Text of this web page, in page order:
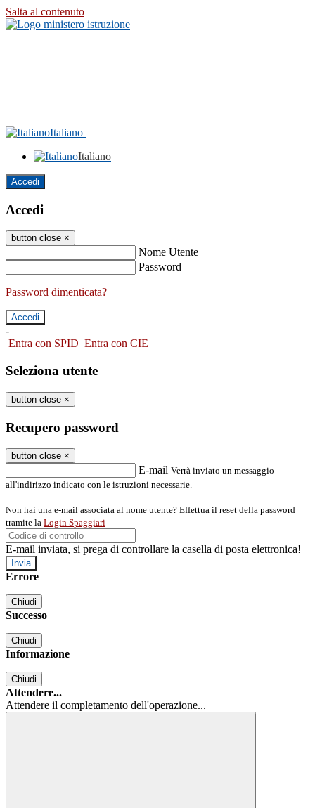
Salta al contenuto
Italiano
Italiano
Accedi
Accedi
button close ×
Nome Utente
Password
Password dimenticata?
-
Entra con SPID Entra con CIE
Seleziona utente
button close ×
Recupero password
button close ×
E-mail Verrà inviato un messaggio
all'indirizzo indicato con le istruzioni necessarie.
Non hai una e-mail associata al nome utente? Effettua il reset della password
tramite la Login Spaggiari
E-mail inviata, si prega di controllare la casella di posta elettronica!
Errore
Chiudi
Successo
Chiudi
Informazione
Chiudi
Attendere...
Attendere il completamento dell'operazione...